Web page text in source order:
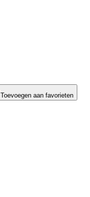
Toevoegen aan favorieten